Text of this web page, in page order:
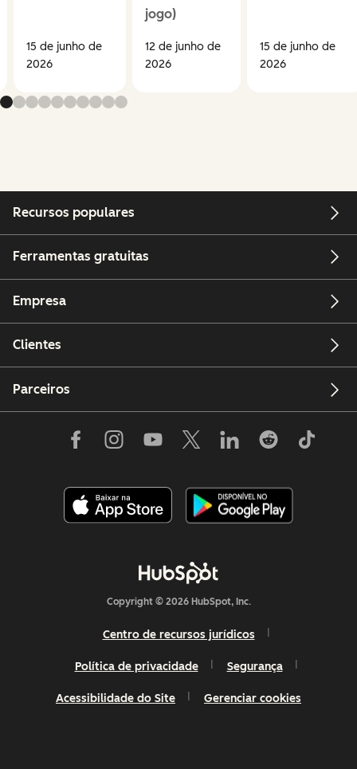
15 de junho de
2026
jogo)
12 de junho de
2026
15 de junho de
2026
Recursos populares
Ferramentas gratuitas
Empresa
Clientes
Parceiros
Copyright © 2026 HubSpot, Inc.
Centro de recursos jurídicos
Política de privacidade Segurança
Acessibilidade do Site Gerenciar cookies